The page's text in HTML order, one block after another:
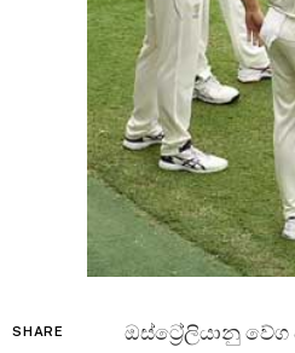
SHARE
ඔස්ට්‍රේලියානු